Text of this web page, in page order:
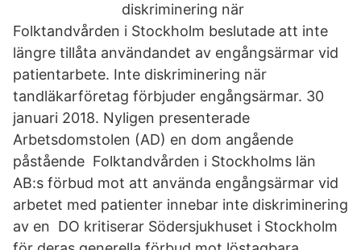
diskriminering när
Folktandvården i Stockholm beslutade att inte
längre tillåta användandet av engångsärmar vid
patientarbete. Inte diskriminering när
tandläkarföretag förbjuder engångsärmar. 30
januari 2018. Nyligen presenterade
Arbetsdomstolen (AD) en dom angående
påstående Folktandvården i Stockholms län
AB:s förbud mot att använda engångsärmar vid
arbetet med patienter innebar inte diskriminering
av en DO kritiserar Södersjukhuset i Stockholm